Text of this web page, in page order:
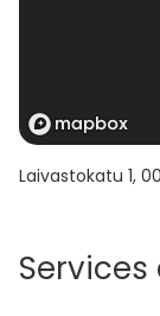
Laivastokatu 1,